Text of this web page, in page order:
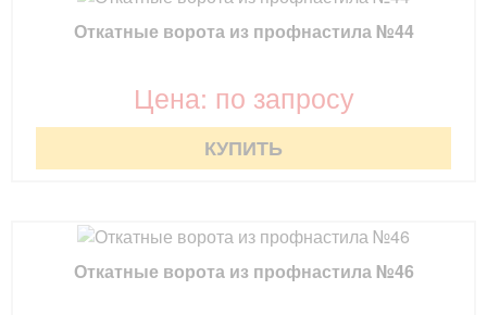
Откатные ворота из профнастила №44
Цена: по запросу
КУПИТЬ
Откатные ворота из профнастила №46